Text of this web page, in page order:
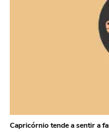
Capricórnio tende a sentir a